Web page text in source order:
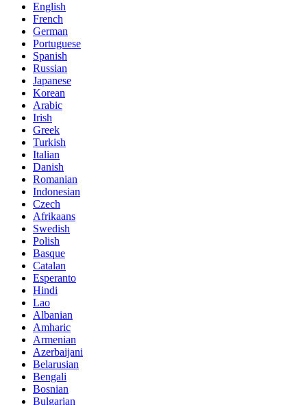
English
French
German
Portuguese
Spanish
Russian
Japanese
Korean
Arabic
Irish
Greek
Turkish
Italian
Danish
Romanian
Indonesian
Czech
Afrikaans
Swedish
Polish
Basque
Catalan
Esperanto
Hindi
Lao
Albanian
Amharic
Armenian
Azerbaijani
Belarusian
Bengali
Bosnian
Bulgarian